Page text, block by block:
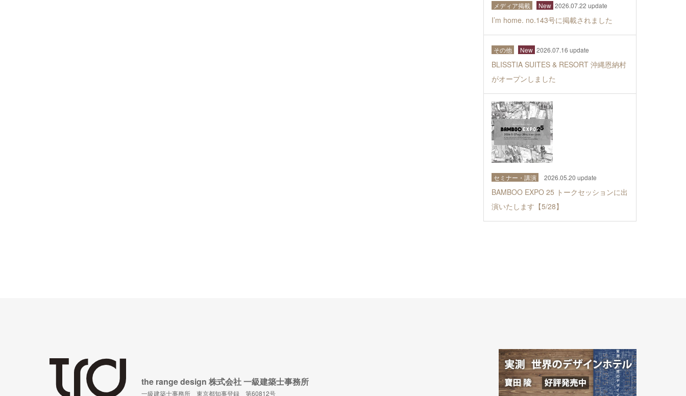
メディア掲載 New 2026.07.22 update
I’m home. no.143号に掲載されました
その他 New 2026.07.16 update
BLISSTIA SUITES & RESORT 沖縄恩納村
がオープンしました
セミナー・講演 2026.05.20 update
BAMBOO EXPO 25 トークセッションに出
演いたします【5/28】
the range design 株式会社 一級建築士事務所
一級建築士事務所 東京都知事登録 第60812号